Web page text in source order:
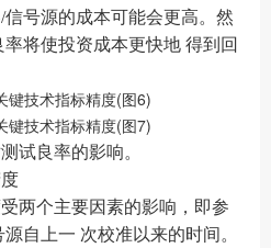
号源的成本可能会更高。然
将使投资成本更快地 得到回
试良率的影响。
两个主要因素的影响，即参
自上一 次校准以来的时间。